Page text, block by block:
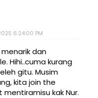
6:24:00 PM
dan
Hihi..cuma kurang
gitu. Musim
kita join the
kak Nur.